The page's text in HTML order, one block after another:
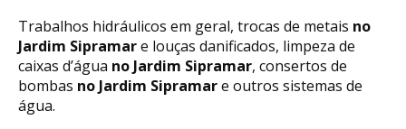
Trabalhos hidráulicos em geral, trocas de metais no
Jardim Sipramare louças danificados, limpeza de
caixas d’água no Jardim Sipramar, consertos de
bombas no Jardim Sipramare outros sistemas de
água.